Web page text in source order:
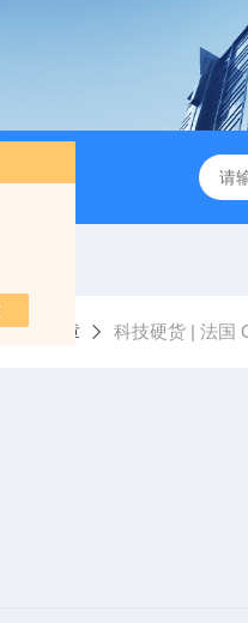
GL840-M/GL840WV图
技术文章 科技硬货 | 法国